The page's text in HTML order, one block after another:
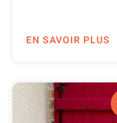
EN SAVOIR PLUS